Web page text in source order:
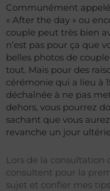
Communément
« After the day » ou
couple peut très bien
n’est pas pour ça que
belles photos de
tout. Mais pour des
cérémonie qui a lieu à
déchaînée à ne pas
dehors, vous pourrez
sachant que vous
revanche un jour
Lors de la consultation
consultent pour la
sujet et confier mes